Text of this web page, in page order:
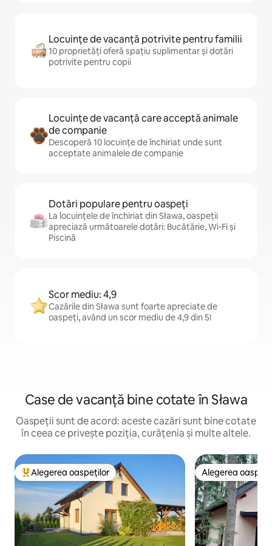
Locuințe de vacanță potrivite pentru familii
10 proprietăți oferă spațiu suplimentar și dotări
potrivite pentru copii
Locuințe de vacanță care acceptă animale
de companie
Descoperă 10 locuințe de închiriat unde sunt
acceptate animalele de companie
Dotări populare pentru oaspeți
La locuințele de închiriat din Sława, oaspeții
apreciază următoarele dotări: Bucătărie, Wi-Fi și
Piscină
Scor mediu: 4,9
Cazările din Sława sunt foarte apreciate de
oaspeți, având un scor mediu de 4,9 din 5!
Case de vacanță bine cotate în Sława
Oaspeții sunt de acord: aceste cazări sunt bine cotate
în ceea ce privește poziția, curățenia și multe altele.
Locuință din topul categoriei Alegerea oaspeților
Alegerea oaspeților Alegerea
Alegerea